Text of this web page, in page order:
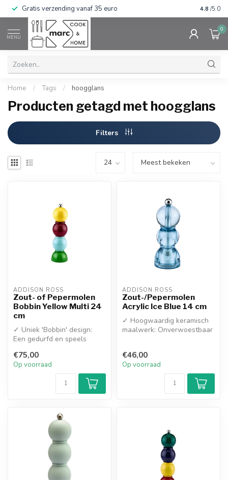
Gratis verzending vanaf 35 euro 4.8 /5.0
MENU
0
Home / Tags / hoogglans
Producten getagd met hoogglans
Filters
ADDISON ROSS
Zout- of Pepermolen
Bobbin Yellow Multi 24
cm
✓ Uniek 'Bobbin' design:
Een gedurfd en speels
✓ Geleverd me...
€75,00
Op voorraad
ADDISON ROSS
Zout-/Pepermolen
Acrylic Ice Blue 14 cm
✓ Hoogwaardig keramisch
maalwerk: Onverwoestbaar
€46,00
Op voorraad